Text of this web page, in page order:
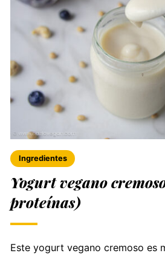
Ingredientes
Yogurt vegano
proteínas)
Este yogurt vegano cremoso es